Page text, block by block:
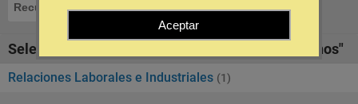
Recursos Humanos Ejecutiva
Seleccione la SubCategoría de "Recursos Humanos"
Relaciones Laborales e Industriales (1)
Aceptar